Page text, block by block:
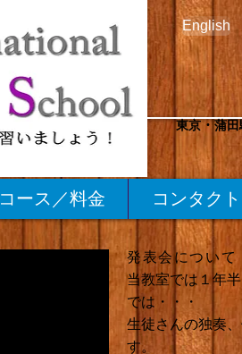
English
東京 • 蒲
コース／料金 コンタクト
発表会について
当教室では１年
では・・・
生徒さんの独奏
す。